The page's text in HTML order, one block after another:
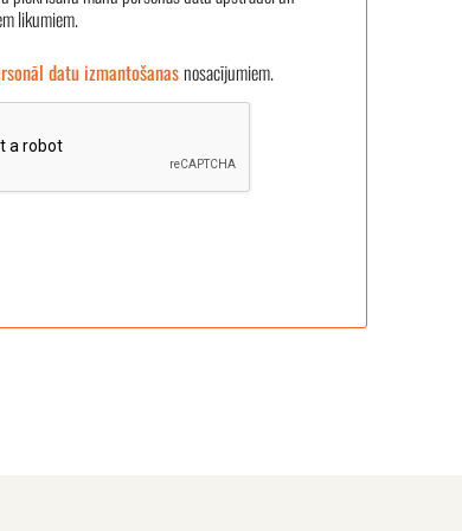
likumiem.
datu izmantošanasnosacījumiem.